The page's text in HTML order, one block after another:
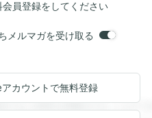
員登録をしてください
メルマガを受け取る
ると回答を閲覧することがで
アカウントで無料登録